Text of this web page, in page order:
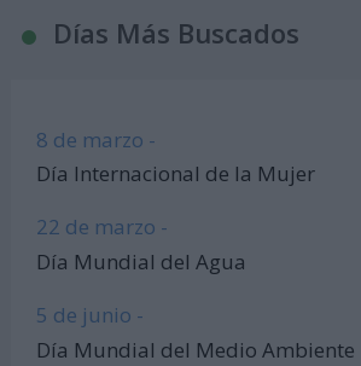
Días Más Buscados
8 de marzo -
Día Internacional de la Mujer
22 de marzo -
Día Mundial del Agua
5 de junio -
Día Mundial del Medio Ambiente